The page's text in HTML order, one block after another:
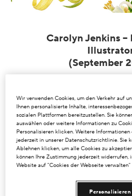
Dunkle Flecken und ungleichmäßiger
Tint Terne
Carolyn Jenkins –
(September
Chelsea Physic Garden in
Jenkins für ihre botanischen
Metal und Best Exhibit der
Als Halbfranzösin, da ihre
wurde, hat sie wunderbare
Kindheitsferien in Frankreich
liebt, in den Straßen von
„Botanical Force For Beauty”
Wahl auf die renommierte
Wir verwenden Cookies, um den Verkehr auf
Ihnen personalisierte Inhalte,
sozialen Plattformen bereitzustellen. Sie
auswählen oder weitere Informationen zu
Personalisieren klicken. Weitere Informationen
jederzeit in unserer Datenschutzrichtlinie. Sie
Ablehnen klicken, um alle Cookies zu
können Ihre Zustimmung jederzeit widerrufen,
Website auf "Cookies der Webseite
Personalisieren